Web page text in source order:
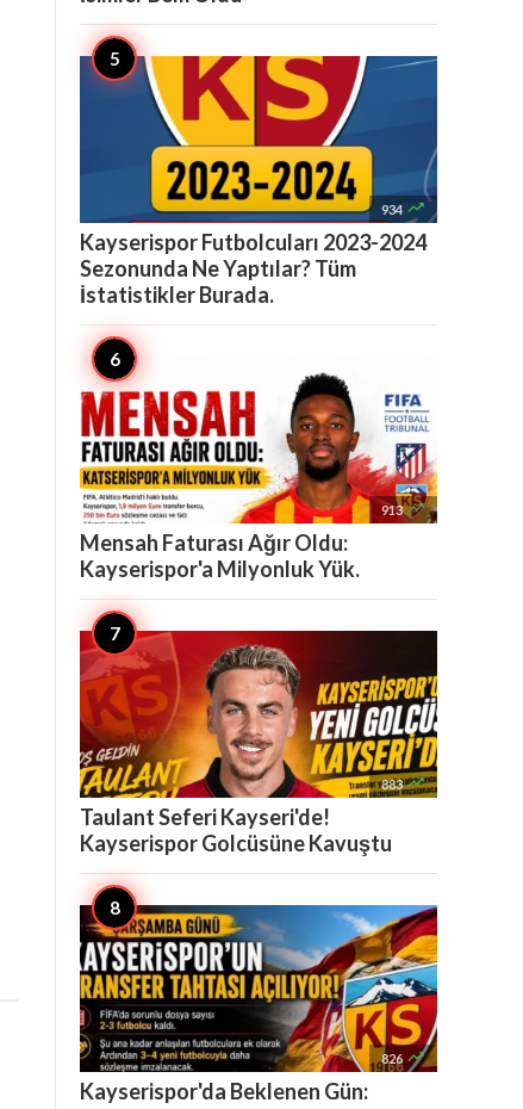
934 
Kayserispor Futbolcuları 2023-2024
Sezonunda Ne Yaptılar? Tüm
İstatistikler Burada.
913 
Mensah Faturası Ağır Oldu:
Kayserispor'a Milyonluk Yük.
883 
Taulant Seferi Kayseri'de!
Kayserispor Golcüsüne Kavuştu
826 
Kayserispor'da Beklenen Gün: